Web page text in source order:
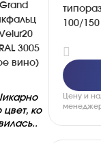
3005
вино)
ко
100/
Цену и